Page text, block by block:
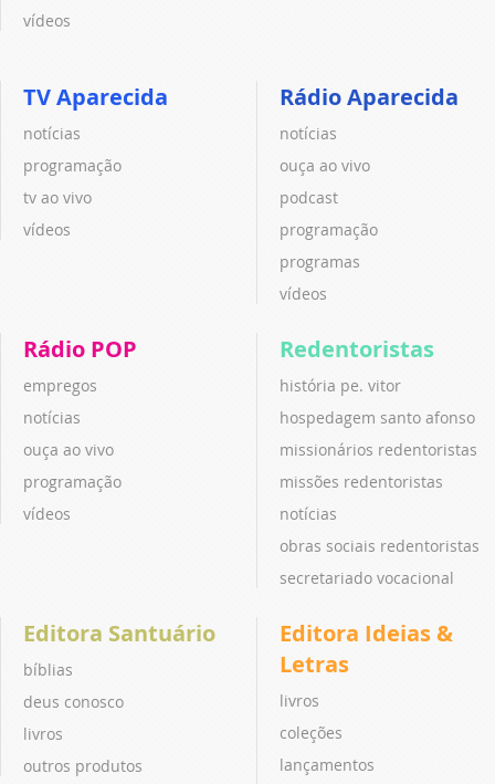
vídeos
TV Aparecida
notícias
programação
tv ao vivo
vídeos
Rádio Aparecida
notícias
ouça ao vivo
podcast
programação
programas
vídeos
Rádio POP
empregos
notícias
ouça ao vivo
programação
vídeos
Redentoristas
história pe. vitor
hospedagem santo afonso
missionários redentoristas
missões redentoristas
notícias
obras sociais redentoristas
secretariado vocacional
Editora Santuário
bíblias
deus conosco
livros
outros produtos
Editora Ideias &
Letras
livros
coleções
lançamentos